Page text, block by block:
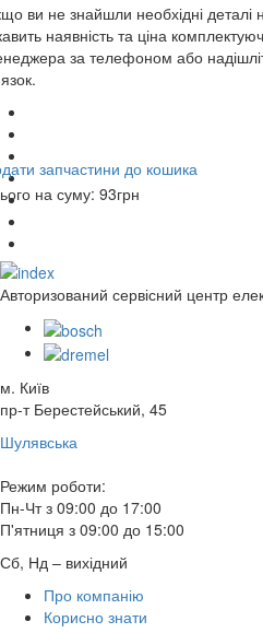
ви не знайшли необхідні деталі
наявність та ціна
за телефоном або
запчастини до кошика
на суму: 93грн
Авторизований сервісний центр
м. Київ
пр-т Берестейський, 45
Шулявська
Режим роботи:
Пн-Чт з 09:00 до 17:00
П'ятниця з 09:00 до 15:00
Сб, Нд – вихідний
Про компанію
Корисно знати